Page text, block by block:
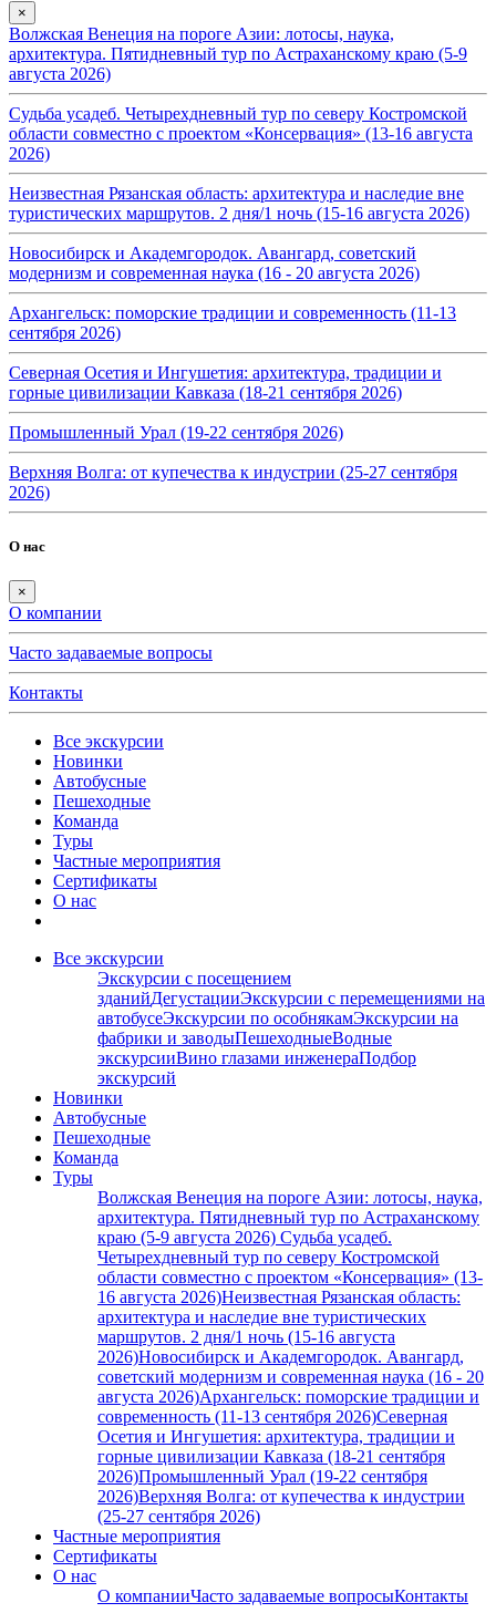
×
Волжская Венеция на пороге Азии: лотосы, наука,
архитектура. Пятидневный тур по Астраханскому краю (5-9
августа 2026)
Судьба усадеб. Четырехдневный тур по северу Костромской
области совместно с проектом «Консервация» (13-16 августа
2026)
Неизвестная Рязанская область: архитектура и наследие вне
туристических маршрутов. 2 дня/1 ночь (15-16 августа 2026)
Новосибирск и Академгородок. Авангард, советский
модернизм и современная наука (16 - 20 августа 2026)
Архангельск: поморские традиции и современность (11-13
сентября 2026)
Северная Осетия и Ингушетия: архитектура, традиции и
горные цивилизации Кавказа (18-21 сентября 2026)
Промышленный Урал (19-22 сентября 2026)
Верхняя Волга: от купечества к индустрии (25-27 сентября
2026)
О нас
×
О компании
Часто задаваемые вопросы
Контакты
Все экскурсии
Новинки
Автобусные
Пешеходные
Команда
Туры
Частные мероприятия
Сертификаты
О нас
Все экскурсии
Экскурсии с посещением
зданийДегустацииЭкскурсии с перемещениями на
автобусеЭкскурсии по особнякамЭкскурсии на
фабрики и заводыПешеходныеВодные
экскурсииВино глазами инженераПодбор
экскурсий
Новинки
Автобусные
Пешеходные
Команда
Туры
Волжская Венеция на пороге Азии: лотосы, наука,
архитектура. Пятидневный тур по Астраханскому
краю (5-9 августа 2026) Судьба усадеб.
Четырехдневный тур по северу Костромской
области совместно с проектом «Консервация» (13-
16 августа 2026)Неизвестная Рязанская область:
архитектура и наследие вне туристических
маршрутов. 2 дня/1 ночь (15-16 августа
2026)Новосибирск и Академгородок. Авангард,
советский модернизм и современная наука (16 - 20
августа 2026)Архангельск: поморские традиции и
современность (11-13 сентября 2026)Северная
Осетия и Ингушетия: архитектура, традиции и
горные цивилизации Кавказа (18-21 сентября
2026)Промышленный Урал (19-22 сентября
2026)Верхняя Волга: от купечества к индустрии
(25-27 сентября 2026)
Частные мероприятия
Сертификаты
О нас
О компанииЧасто задаваемые вопросыКонтакты